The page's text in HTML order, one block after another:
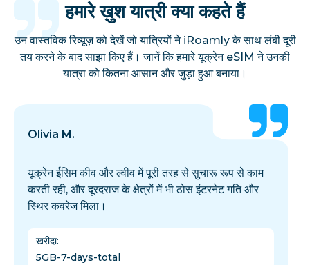
हमारे ख़ुश यात्री क्या कहते हैं
उन वास्तविक रिव्यूज़ को देखें जो यात्रियों ने iRoamly के साथ लंबी दूरी
तय करने के बाद साझा किए हैं। जानें कि हमारे यूक्रेन eSIM ने उनकी
यात्रा को कितना आसान और जुड़ा हुआ बनाया।
Olivia M.
यूक्रेन ईसिम कीव और ल्वीव में पूरी तरह से सुचारू रूप से काम
करती रही, और दूरदराज के क्षेत्रों में भी ठोस इंटरनेट गति और
स्थिर कवरेज मिला।
खरीदा:
5GB-7-days-total